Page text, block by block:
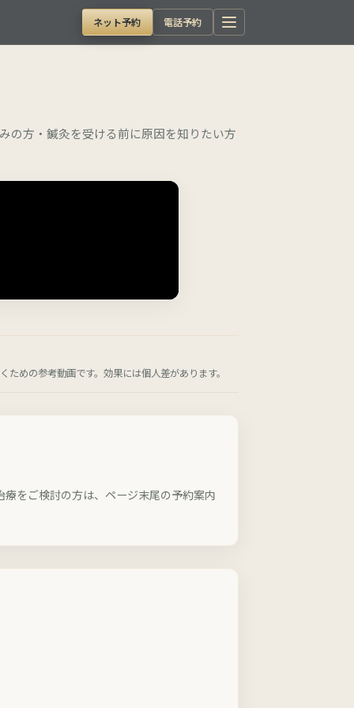
ネット予約 電話予約
の方・鍼灸を受ける前に原因を知りたい方
ための参考動画です。効果には個人差があります。
をご検討の方は、ページ末尾の予約案内